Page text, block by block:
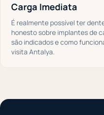
Carga Imediata
É realmente possível ter
honesto sobre implantes de
são indicados e como
visita Antalya.